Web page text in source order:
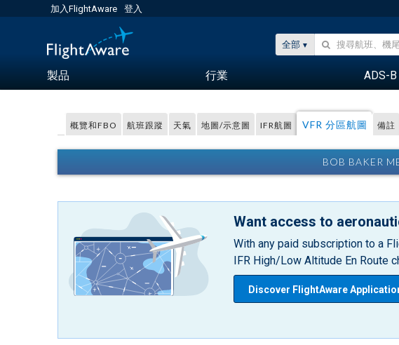
加入FlightAware 登入
全部
製品 行業 ADS-B
概覽和FBO 航班跟蹤 天氣 地圖/示意圖 IFR航圖 VFR 分區航圖 備註
BOB BAKER
Want access to
With any paid subscription to a
IFR High/Low Altitude En Route
Discover FlightAware